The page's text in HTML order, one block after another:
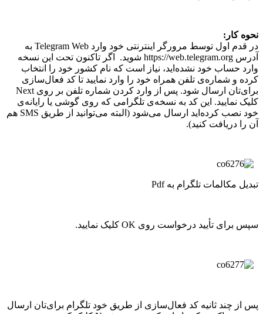
نحوه کار:
در قدم اول توسط مرورگر اینترنتی خود وارد Telegram Web به
آدرس https://web.telegram.org شوید. اگر تاکنون تحت این نسخه
وارد حساب خود نشده‌اید، نیاز است که نام کشور خود را انتخاب
کرده و شماره‌ی تلفن همراه خود را وارد نمایید تا کد فعال‌سازی
برای‌تان ارسال شود. پس از وارد کردن شماره تلفن بر روی Next
کلیک نمایید. این کد به نسخه‌ی تلگرامی که روی گوشی یا رایانه‌ی
خود نصب کرده‌اید ارسال می‌شود (البته می‌توانید از طریق SMS هم
آن‌ را دریافت کنید).
تبدیل مکالمات تلگرام به Pdf
سپس برای تأیید درخواست روی OK کلیک نمایید.
پس از چند ثانیه کد فعال‌سازی از طریق خود تلگرام برای‌تان ارسال